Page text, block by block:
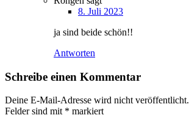
8. Juli 2023
ja sind beide schön!!
Antworten
Schreibe einen Kommentar
Deine E-Mail-Adresse wird nicht veröffentlicht.
Felder sind mit * markiert